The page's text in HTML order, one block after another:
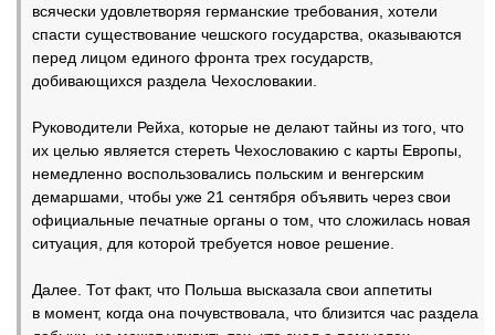
всячески удовлетворяя германские требования, хотели
спасти существование чешского государства, оказываются
перед лицом единого фронта трех государств,
добивающихся раздела Чехословакии.
Руководители Рейха, которые не делают тайны из того, что
их целью является стереть Чехословакию с карты Европы,
немедленно воспользовались польским и венгерским
демаршами, чтобы уже 21 сентября объявить через свои
официальные печатные органы о том, что сложилась новая
ситуация, для которой требуется новое решение.
Далее. Тот факт, что Польша высказала свои аппетиты
в момент, когда она почувствовала, что близится час раздела